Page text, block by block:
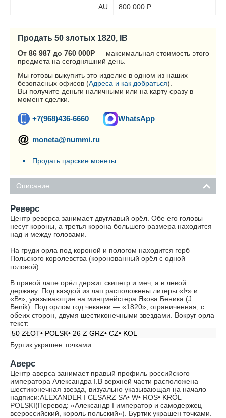
AU 800 000 Р
Продать 50 злотых 1820, IB
От 86 987 до 760 000Р — максимальная стоимость этого
предмета на сегодняшний день.
Мы готовы выкупить это изделие в одном из наших
безопасных офисов (Адреса и как добраться).
Вы получите деньги наличными или на карту сразу в
момент сделки.
+7(968)436-6660 WhatsApp
moneta@nummi.ru
Продать царские монеты
Описание
Реверс
Центр реверса занимает двуглавый орёл. Обе его головы
несут короны, а третья корона большего размера находится
над и между головами.
На груди орла под короной и пологом находится герб
Польского королевства (коронованный орёл с одной
головой).
В правой лапе орёл держит скипетр и меч, а в левой
державу. Под каждой из лап расположены литеры «I•» и
«B•», указывающие на минцмейстера Якова Беника (J.
Benik). Под орлом год чеканки — «1820», ограниченная, с
обеих сторон, двумя шестиконечными звездами. Вокруг орла
текст:
50 ZŁOT• POLSK• 26 Z GRZ• CZ• KOL
Буртик украшен точками.
Аверс
Центр аверса занимает правый профиль российского
императора Александра I.В верхней части расположена
шестиконечная звезда, визуально указывающая на начало
надписи:ALEXANDER I CESARZ SA• W• ROS• KRÓL
POLSKI(Перевод: «Александр I император и самодержец
всероссийский, король польский»). Буртик украшен точками.